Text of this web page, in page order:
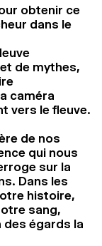
obtenir ce
dans le
de mythes,
caméra
vers le fleuve.
de nos
qui nous
sur la
Dans les
histoire,
sang,
des égards la